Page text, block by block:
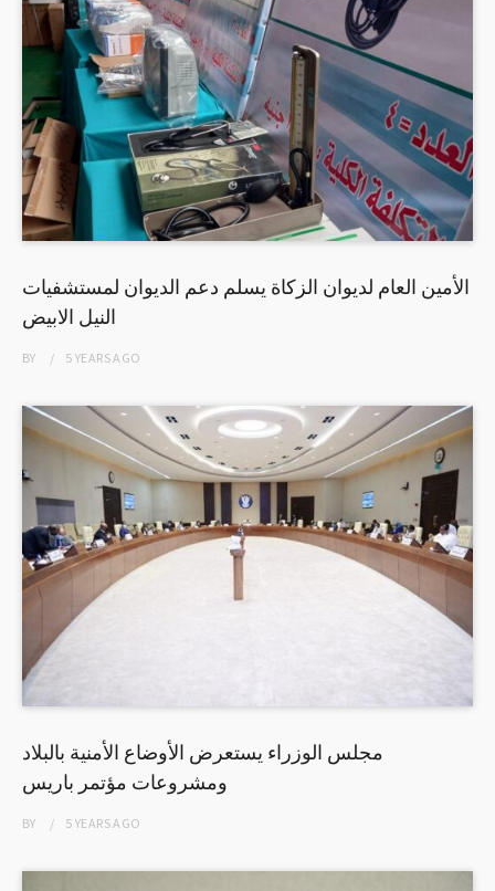
الأمين العام لديوان الزكاة يسلم دعم الديوان لمستشفيات
النيل الابيض
BY 5 YEARSAGO
مجلس الوزراء يستعرض الأوضاع الأمنية بالبلاد
ومشروعات مؤتمر باريس
BY 5 YEARSAGO